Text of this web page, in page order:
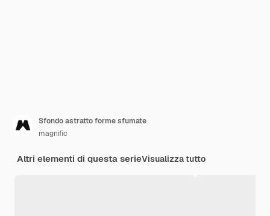
Sfondo astratto forme sfumate
magnific
Altri elementi di questa serieVisualizza tutto